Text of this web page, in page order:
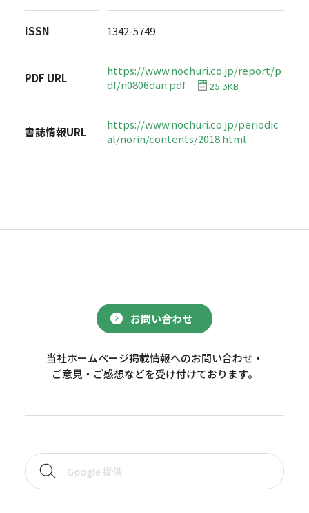
ISSN 1342-5749
PDF URL
https://www.nochuri.co.jp/report/p
df/n0806dan.pdf
25.3KB
書誌情報URL
https://www.nochuri.co.jp/periodic
al/norin/contents/2018.html
お問い合わせ
当社ホームページ掲載情報へのお問い合わせ・
ご意見・ご感想などを受け付けております。